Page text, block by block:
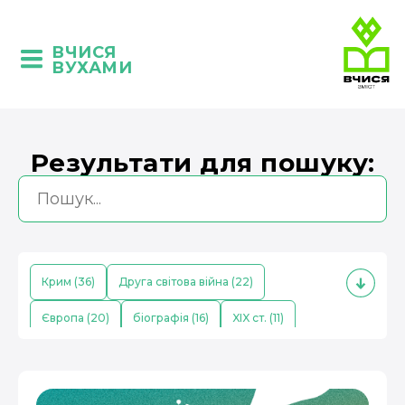
ВЧИСЯ
ВУХАМИ
Результати для пошуку:
Крим (36) Друга світова війна (22)
Європа (20) біографія (16) XIX ст. (11)
економіка (8) Китай (8) поезія (7)